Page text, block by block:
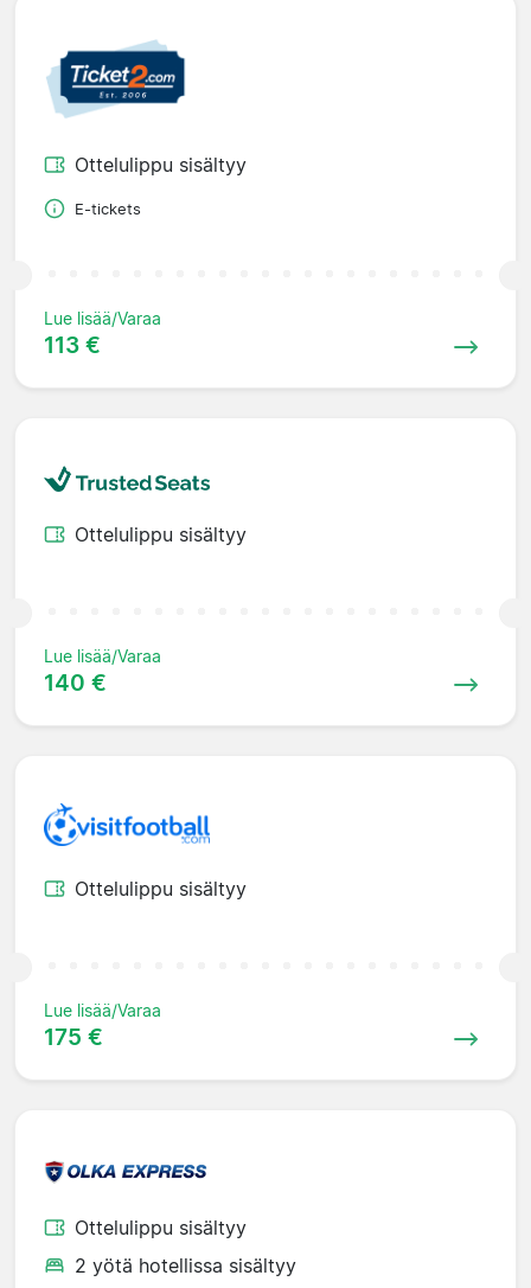
Ottelulippu sisältyy
E-tickets
Lue lisää/Varaa
113 €
Ottelulippu sisältyy
Lue lisää/Varaa
140 €
Ottelulippu sisältyy
Lue lisää/Varaa
175 €
Ottelulippu sisältyy
2 yötä hotellissa sisältyy